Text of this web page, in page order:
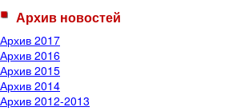
Архив новостей
Архив 2017
Архив 2016
Архив 2015
Архив 2014
Архив 2012-2013